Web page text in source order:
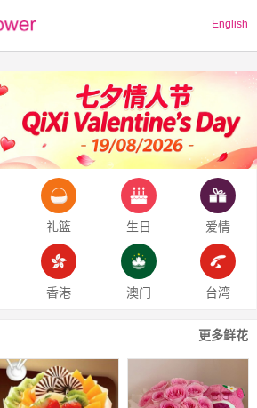
English
礼篮 生日 爱情
香港 澳门 台湾
更多鲜花